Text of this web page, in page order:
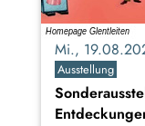
Mi.,
Ausstellung